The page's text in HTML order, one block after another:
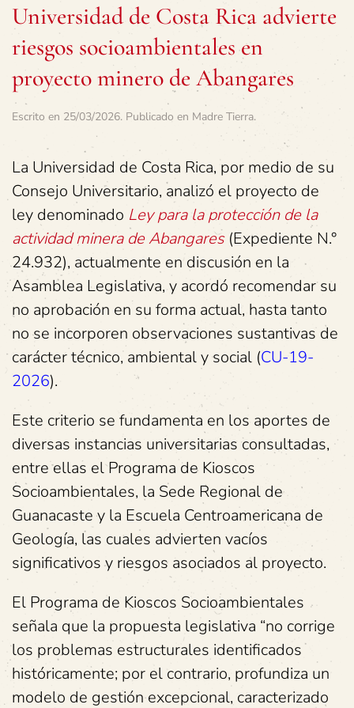
Universidad de Costa Rica advierte
riesgos socioambientales en
proyecto minero de Abangares
Escrito en 25/03/2026. Publicado en Madre Tierra.
La Universidad de Costa Rica, por medio de su
Consejo Universitario, analizó el proyecto de
ley denominado Ley para la protección de la
actividad minera de Abangares(Expediente N.°
24.932), actualmente en discusión en la
Asamblea Legislativa, y acordó recomendar su
no aprobación en su forma actual, hasta tanto
no se incorporen observaciones sustantivas de
carácter técnico, ambiental y social (CU-19-
2026).
Este criterio se fundamenta en los aportes de
diversas instancias universitarias consultadas,
entre ellas el Programa de Kioscos
Socioambientales, la Sede Regional de
Guanacaste y la Escuela Centroamericana de
Geología, las cuales advierten vacíos
significativos y riesgos asociados al proyecto.
El Programa de Kioscos Socioambientales
señala que la propuesta legislativa “no corrige
los problemas estructurales identificados
históricamente; por el contrario, profundiza un
modelo de gestión excepcional, caracterizado